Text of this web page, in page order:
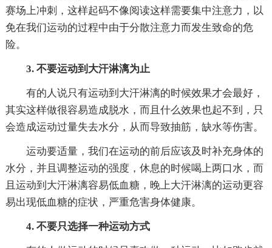
赛场上冲刺，这样起码不像阅读这样需要集中注意力，以
免在我们运动的过程中由于分散注意力而发生致命的危
险。
3. 不要运动到大汗淋漓为止
有的人说只有运动到大汗淋漓的时候效果才会最好，
其实这样做很容易造成脱水，而且什么效果也起不到，只
会造成运动过量失去水分，从而导致抽筋，缺水等伤害。
运动要适量，我们在运动的前后应该及时补充身体的
水分，并且调整运动的强度，休息的时候喝上两口水，而
且运动到大汗淋漓容易低血糖，晚上大汗淋漓的运动更容
易出现低血糖的症状，严重危害身体健康。
4. 不要只选择一种运动方式